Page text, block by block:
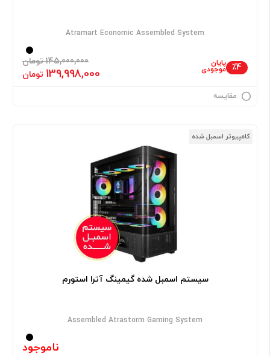
Atramart Economic Assembled System
145,000,000 تومان
139,998,000 تومان
پایان
موجودی ٪4
مقایسه
کامپیوتر اسمبل شده
سیستم اسمبل شده گیمینگ آترا استورم
Assembled Atrastorm Gaming System
ناموجود